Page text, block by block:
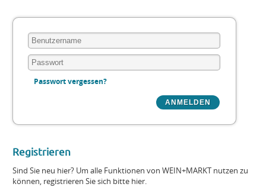
Passwort vergessen?
Registrieren
Sind Sie neu hier? Um alle Funktionen von WEIN+MARKT nutzen zu
können, registrieren Sie sich bitte hier.